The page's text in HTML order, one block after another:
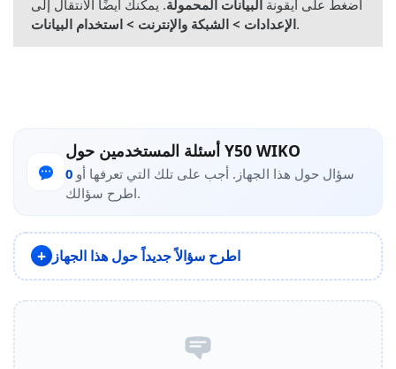
اضغط على أيقونة البيانات المحمولة. يمكنك أيضًا الانتقال إلى
الإعدادات > الشبكة والإنترنت > استخدام البيانات.
أسئلة المستخدمين حول Y50 WIKO
0
اطرح سؤالك.
اطرح سؤالاً جديداً حول هذا الجهاز